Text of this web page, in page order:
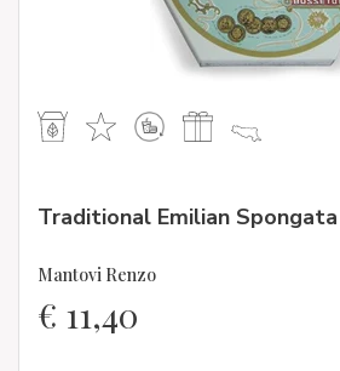
Traditional Emilian
Mantovi Renzo
€ 11,40